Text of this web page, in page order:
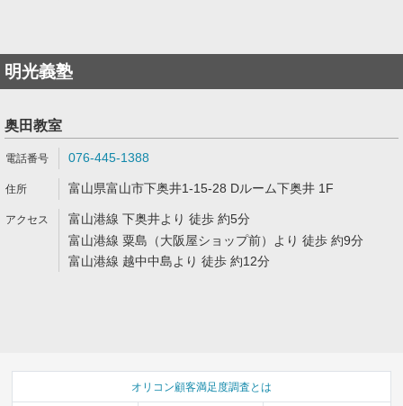
明光義塾
奥田教室
076-445-1388
富山県富山市下奥井1-15-28 Dルーム下奥井 1F
富山港線 下奥井より 徒歩 約5分
富山港線 粟島（大阪屋ショップ前）より 徒歩 約9分
富山港線 越中中島より 徒歩 約12分
オリコン顧客満足度調査とは